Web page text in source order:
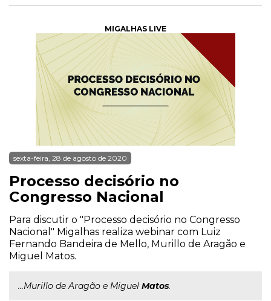
MIGALHAS LIVE
sexta-feira, 28 de agosto de 2020
Processo decisório no
Congresso Nacional
Para discutir o "Processo decisório no Congresso
Nacional" Migalhas realiza webinar com Luiz
Fernando Bandeira de Mello, Murillo de Aragão e
Miguel Matos.
...Murillo de Aragão e Miguel Matos.